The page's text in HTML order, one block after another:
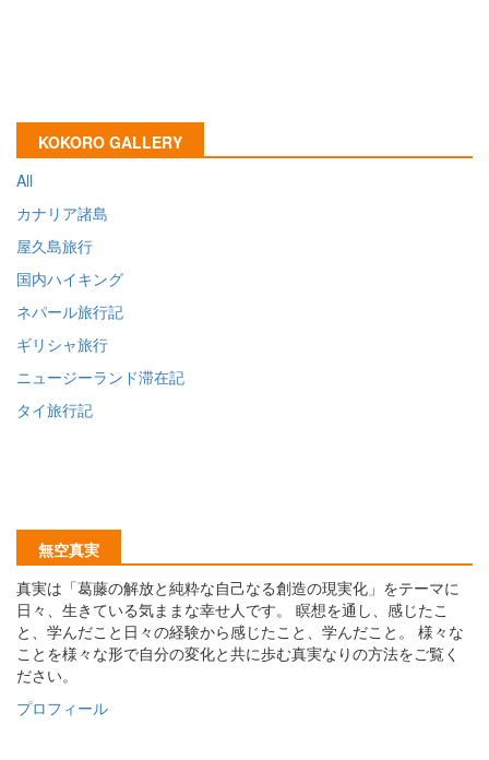
KOKORO GALLERY
All
カナリア諸島
屋久島旅行
国内ハイキング
ネパール旅行記
ギリシャ旅行
ニュージーランド滞在記
タイ旅行記
無空真実
真実は「葛藤の解放と純粋な自己なる創造の現実化」をテーマに
日々、生きている気ままな幸せ人です。 瞑想を通し、感じたこ
と、学んだこと日々の経験から感じたこと、学んだこと。 様々な
ことを様々な形で自分の変化と共に歩む真実なりの方法をご覧く
ださい。
プロフィール